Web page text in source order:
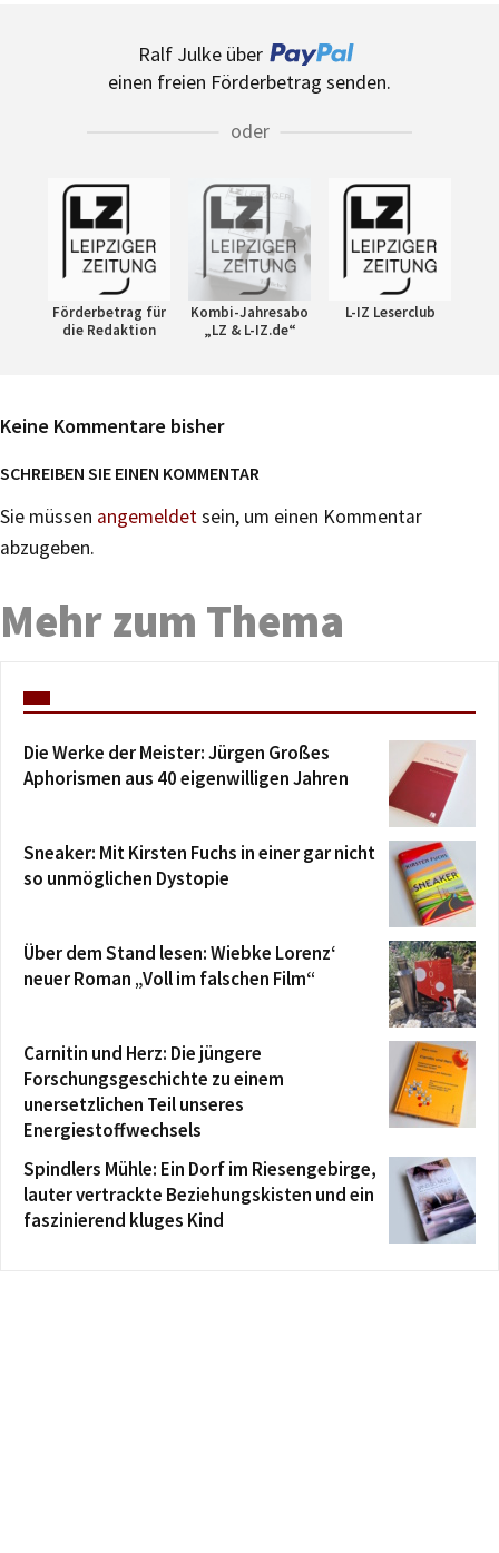
Ralf Julke über
einen freien Förderbetrag senden.
oder
Förderbetrag für
die Redaktion
Kombi-Jahresabo
„LZ & L-IZ.de“
L-IZ Leserclub
Keine Kommentare bisher
SCHREIBEN SIE EINEN KOMMENTAR
Sie müssen angemeldetsein, um einen Kommentar
abzugeben.
Mehr zum Thema
Die Werke der Meister: Jürgen Großes
Aphorismen aus 40 eigenwilligen Jahren
Sneaker: Mit Kirsten Fuchs in einer gar nicht
so unmöglichen Dystopie
Über dem Stand lesen: Wiebke Lorenz‘
neuer Roman „Voll im falschen Film“
Carnitin und Herz: Die jüngere
Forschungsgeschichte zu einem
unersetzlichen Teil unseres
Energiestoffwechsels
Spindlers Mühle: Ein Dorf im Riesengebirge,
lauter vertrackte Beziehungskisten und ein
faszinierend kluges Kind